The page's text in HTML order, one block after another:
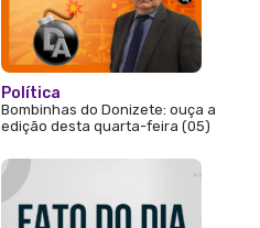
Política
Bombinhas do Donizete: ouça a
edição desta quarta-feira (05)